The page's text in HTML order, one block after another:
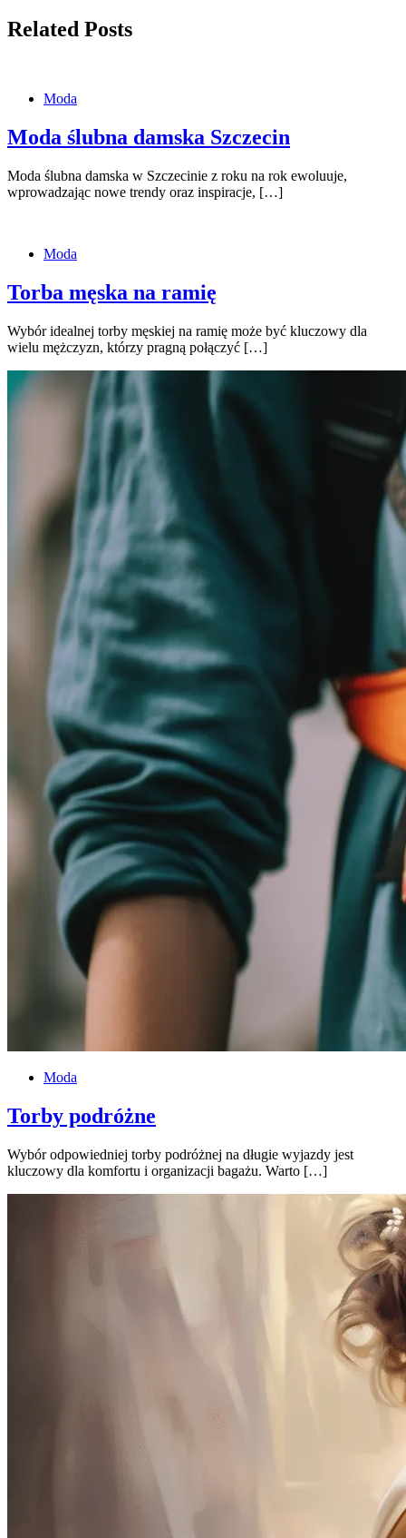
Related Posts
Moda
Moda ślubna damska Szczecin
Moda ślubna damska w Szczecinie z roku na rok ewoluuje,
wprowadzając nowe trendy oraz inspiracje, […]
Moda
Torba męska na ramię
Wybór idealnej torby męskiej na ramię może być kluczowy dla
wielu mężczyzn, którzy pragną połączyć […]
Moda
Torby podróżne
Wybór odpowiedniej torby podróżnej na długie wyjazdy jest
kluczowy dla komfortu i organizacji bagażu. Warto […]